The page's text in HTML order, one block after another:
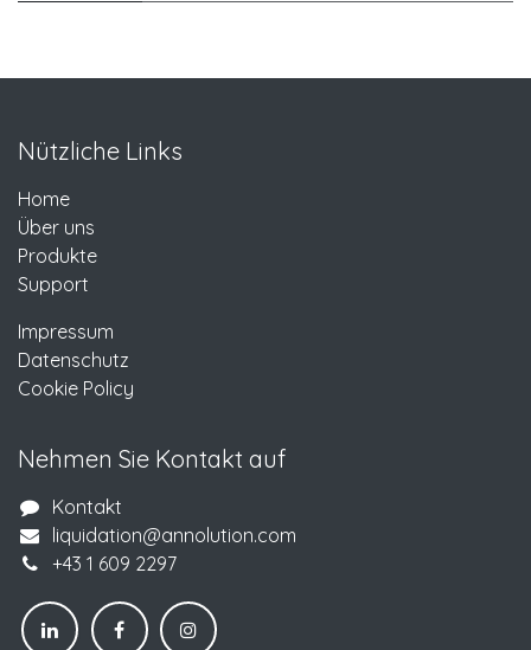
Nützliche Links
Home
Über uns
Produkte
Support
Impressum
Datenschutz
Cookie Policy
Nehmen Sie Kontakt auf
Kontakt
liquidation@annolution.com
+43 1 609 2297